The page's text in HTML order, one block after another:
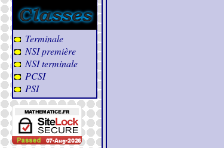
Terminale
NSI première
NSI terminale
PCSI
PSI